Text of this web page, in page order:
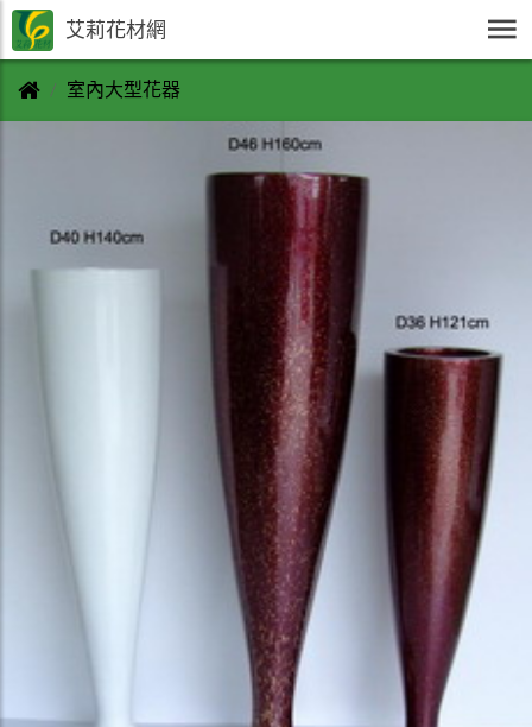
艾莉花材網
室內大型花器